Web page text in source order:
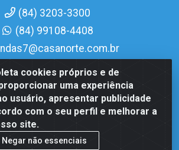
cookies próprios e de
uma experiência
usuário, apresentar publicidade
com o seu perfil e melhorar a
site.
Negar não essenciais
(84) 3203-3300
(84) 99108-4408
- Av. Interventor Mário Câmara, 1815 - Dix-
Natal/RN - CEP 59054-600 - CNPJ
08.713.513/0001-51